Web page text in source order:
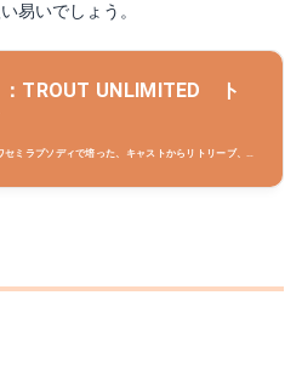
易いでしょう。
TROUT UNLIMITED ト
ミラプソディで培った、キャストからリトリーブ、そ